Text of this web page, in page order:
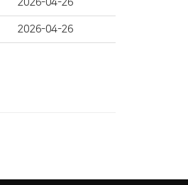
2026-04-26
2026-04-26